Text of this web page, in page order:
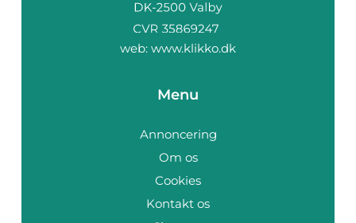
web: www.klikko.dk
Menu
Annoncering
Om os
Cookies
Kontakt os